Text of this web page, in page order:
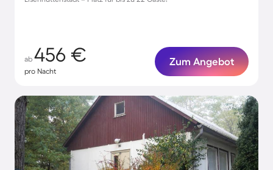
ab 456 €
pro Nacht
Zum Angebot